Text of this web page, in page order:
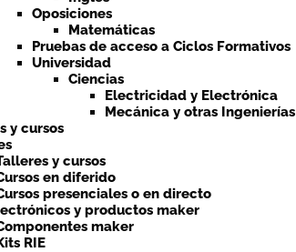
Oposiciones
Matemáticas
Pruebas de acceso a Ciclos Formativos
Universidad
Ciencias
Electricidad y Electrónica
Mecánica y otras Ingenierías
y cursos
y cursos
en diferido
presenciales o en directo
y productos maker
maker
RIE